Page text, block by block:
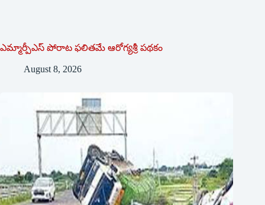
ఎమ్మార్పీఎస్ పోరాట ఫలితమే ఆరోగ్యశ్రీ పథకం
August 8, 2026